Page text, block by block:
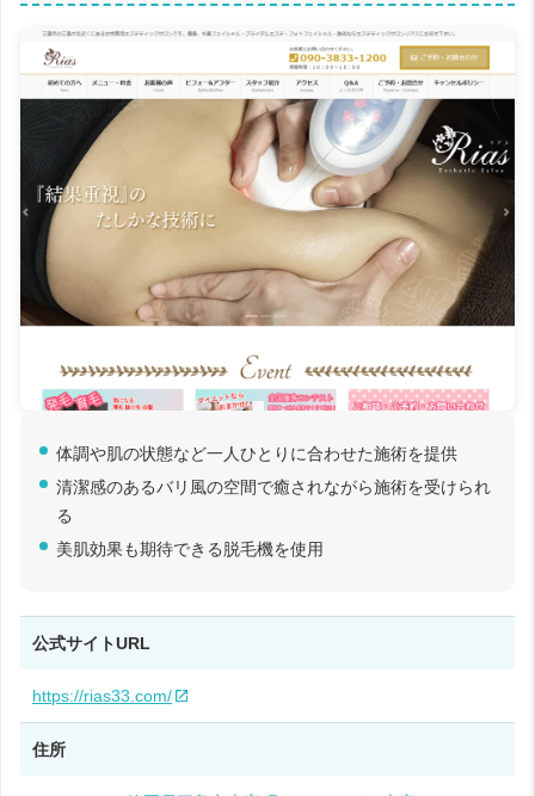
体調や肌の状態など一人ひとりに合わせた施術を提供
清潔感のあるバリ風の空間で癒されながら施術を受けられ
る
美肌効果も期待できる脱毛機を使用
公式サイトURL
https://rias33.com/
住所